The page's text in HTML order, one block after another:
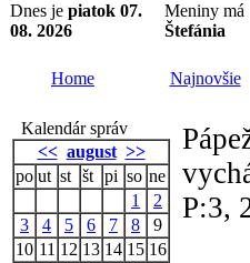
Dnes je piatok 07.
08. 2026
Meniny má
Štefánia
Home Najnovšie
Kalendár správ
<< august >>
po ut st št pi so ne
1
2
3
4 5 6 7 8
9
10 11 12 13 14 15 16
P:3,